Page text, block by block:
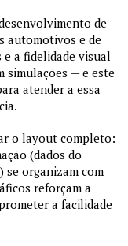
de
automotivos e de
e a fidelidade visual
simulações — e este
atender a essa
o layout completo:
(dados do
organizam com
reforçam a
a facilidade